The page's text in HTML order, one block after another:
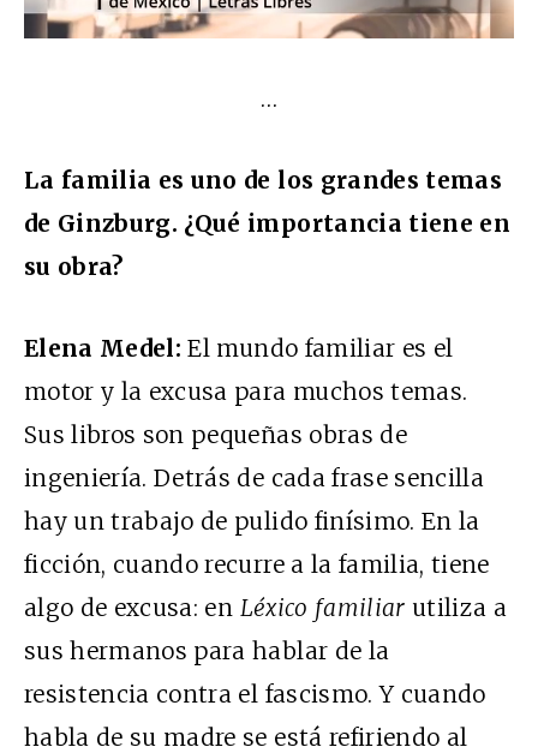
…
La familia es uno de los grandes temas
de Ginzburg. ¿Qué importancia tiene en
su obra?
Elena Medel: El mundo familiar es el
motor y la excusa para muchos temas.
Sus libros son pequeñas obras de
ingeniería. Detrás de cada frase sencilla
hay un trabajo de pulido finísimo. En la
ficción, cuando recurre a la familia, tiene
algo de excusa: en Léxico familiar utiliza a
sus hermanos para hablar de la
resistencia contra el fascismo. Y cuando
habla de su madre se está refiriendo al